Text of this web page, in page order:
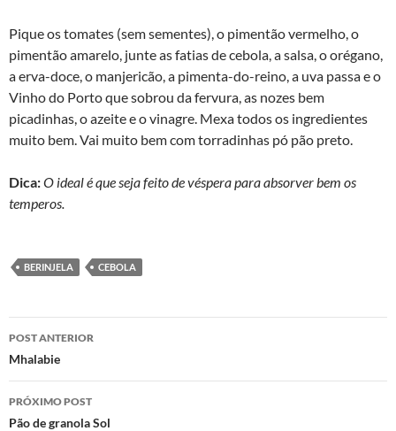
Pique os tomates (sem sementes), o pimentão vermelho, o
pimentão amarelo, junte as fatias de cebola, a salsa, o orégano,
a erva-doce, o manjericão, a pimenta-do-reino, a uva passa e o
Vinho do Porto que sobrou da fervura, as nozes bem
picadinhas, o azeite e o vinagre. Mexa todos os ingredientes
muito bem. Vai muito bem com torradinhas pó pão preto.
Dica:O ideal é que seja feito de véspera para absorver bem os
temperos.
BERINJELA CEBOLA
Navegação
de
posts
POST ANTERIOR
Mhalabie
PRÓXIMO POST
Pão de granola Sol